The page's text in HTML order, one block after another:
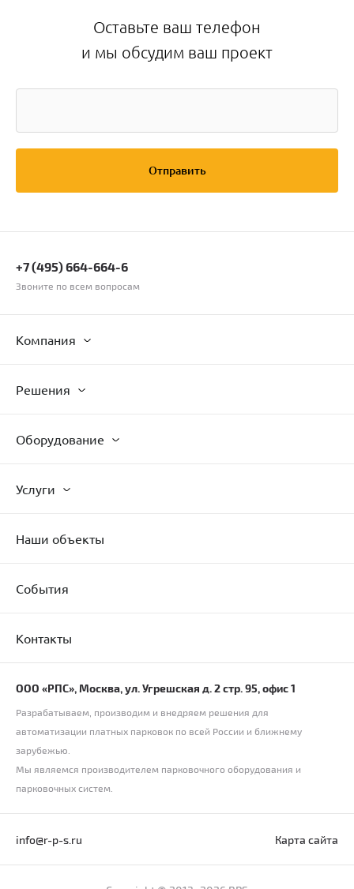
Оставьте ваш телефон
и мы обсудим ваш проект
Отправить
+7 (495) 664-664-6
Звоните по всем вопросам
Компания
Решения
Оборудование
Услуги
Наши объекты
События
Контакты
ООО «РПС», Москва, ул. Угрешская д. 2 стр. 95, офис 1
Разрабатываем, производим и внедряем решения для
автоматизации платных парковок по всей России и ближнему
зарубежью.
Мы являемся производителем парковочного оборудования и
парковочных систем.
info@r-p-s.ru Карта сайта